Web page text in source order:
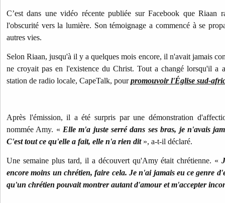
C’est dans une vidéo récente publiée sur Facebook que Riaan
l'obscurité vers la lumière. Son témoignage a commencé à se
autres vies.
Selon Riaan, jusqu'à il y a quelques mois encore, il n'avait jamais
ne croyait pas en l'existence du Christ. Tout a changé lorsqu'il a
station de radio locale, CapeTalk, pourpromouvoir l'Église sud-
Après l'émission, il a été surpris par une démonstration
nommée Amy. « Elle m'a juste serré dans ses bras, je n'avais
C'est tout ce qu'elle a fait, elle n'a rien dit», a-t-il déclaré.
Une semaine plus tard, il a découvert qu'Amy était chrétienne. «
encore moins un chrétien, faire cela. Je n'ai jamais eu ce genre
qu'un chrétien pouvait montrer autant d'amour et m'accepter